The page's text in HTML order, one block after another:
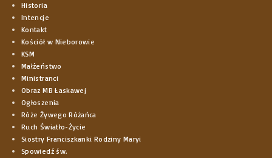
Historia
Intencje
Kontakt
Kościół w Nieborowie
KSM
Małżeństwo
Ministranci
Obraz MB Łaskawej
Ogłoszenia
Róże Żywego Różańca
Ruch Światło-Życie
Siostry Franciszkanki Rodziny Maryi
Spowiedź św.